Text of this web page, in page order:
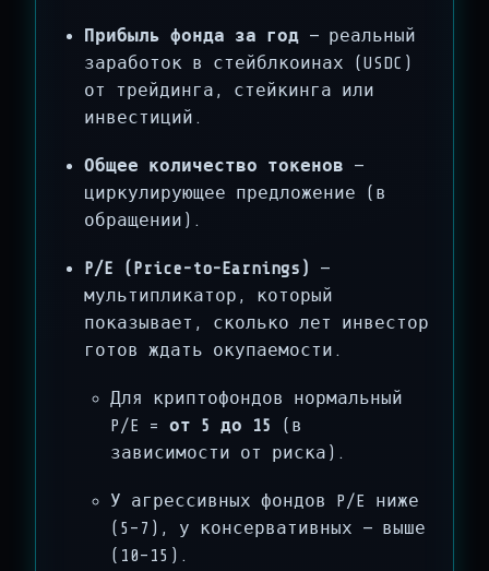
Прибыль фонда за год — реальный
заработок в стейблкоинах (USDC)
от трейдинга, стейкинга или
инвестиций.
Общее количество токенов —
циркулирующее предложение (в
обращении).
P/E (Price-to-Earnings)
—
мультипликатор, который
показывает, сколько лет инвестор
готов ждать окупаемости.
Для криптофондов нормальный
P/E = от 5 до 15
(в
зависимости от риска).
У агрессивных фондов P/E ниже
(5–7), у консервативных — выше
(10–15).